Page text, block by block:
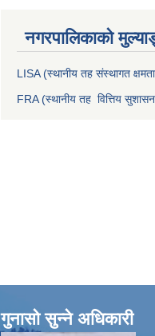
नगरपालिकाको
LISA (स्थानीय तह संस्थागत
FRA (स्थानीय तह वित्तिय
गुनासो सुन्ने अधिकारी